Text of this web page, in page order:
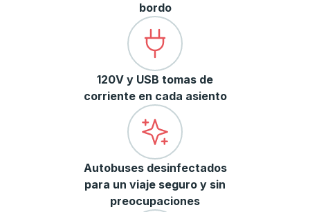
bordo
120V y USB tomas de
corriente en cada asiento
Autobuses desinfectados
para un viaje seguro y sin
preocupaciones